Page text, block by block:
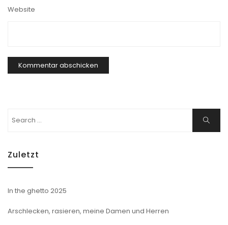
Website
Search
Search
Zuletzt
In the ghetto 2025
Arschlecken, rasieren, meine Damen und Herren